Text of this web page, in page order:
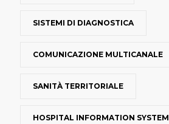
SISTEMI DI DIAGNOSTICA
COMUNICAZIONE MULTICANALE
SANITÀ TERRITORIALE
HOSPITAL INFORMATION SYSTEM